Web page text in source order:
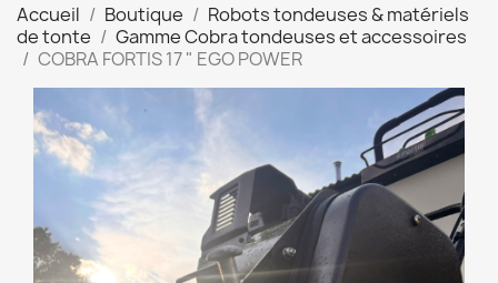
Accueil Boutique
Robots tondeuses & matériels
de tonte
Gamme Cobra tondeuses et accessoires
COBRA FORTIS 17 " EGO POWER